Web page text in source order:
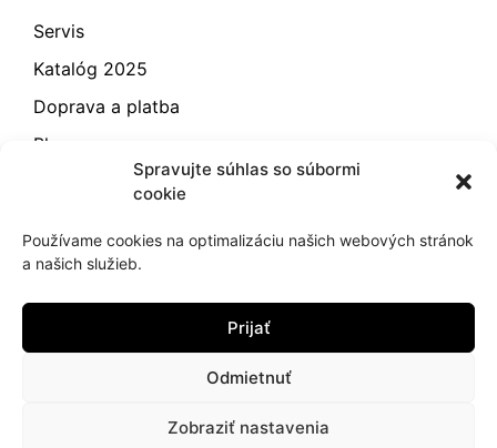
Spravujte súhlas so súbormi
cookie
Používame cookies na optimalizáciu našich webových stránok
a našich služieb.
Prijať
Odmietnuť
Zobraziť nastavenia
Servis
Katalóg 2025
Doprava a platba
Blog
Odstúpenie od zmluvy
Zásady používania súborov cookie (EÚ)